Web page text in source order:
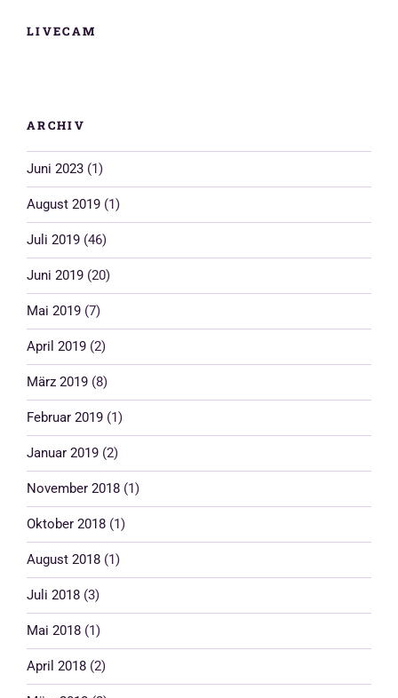
LIVECAM
ARCHIV
Juni 2023 (1)
August 2019 (1)
Juli 2019 (46)
Juni 2019 (20)
Mai 2019 (7)
April 2019 (2)
März 2019 (8)
Februar 2019 (1)
Januar 2019 (2)
November 2018 (1)
Oktober 2018 (1)
August 2018 (1)
Juli 2018 (3)
Mai 2018 (1)
April 2018 (2)